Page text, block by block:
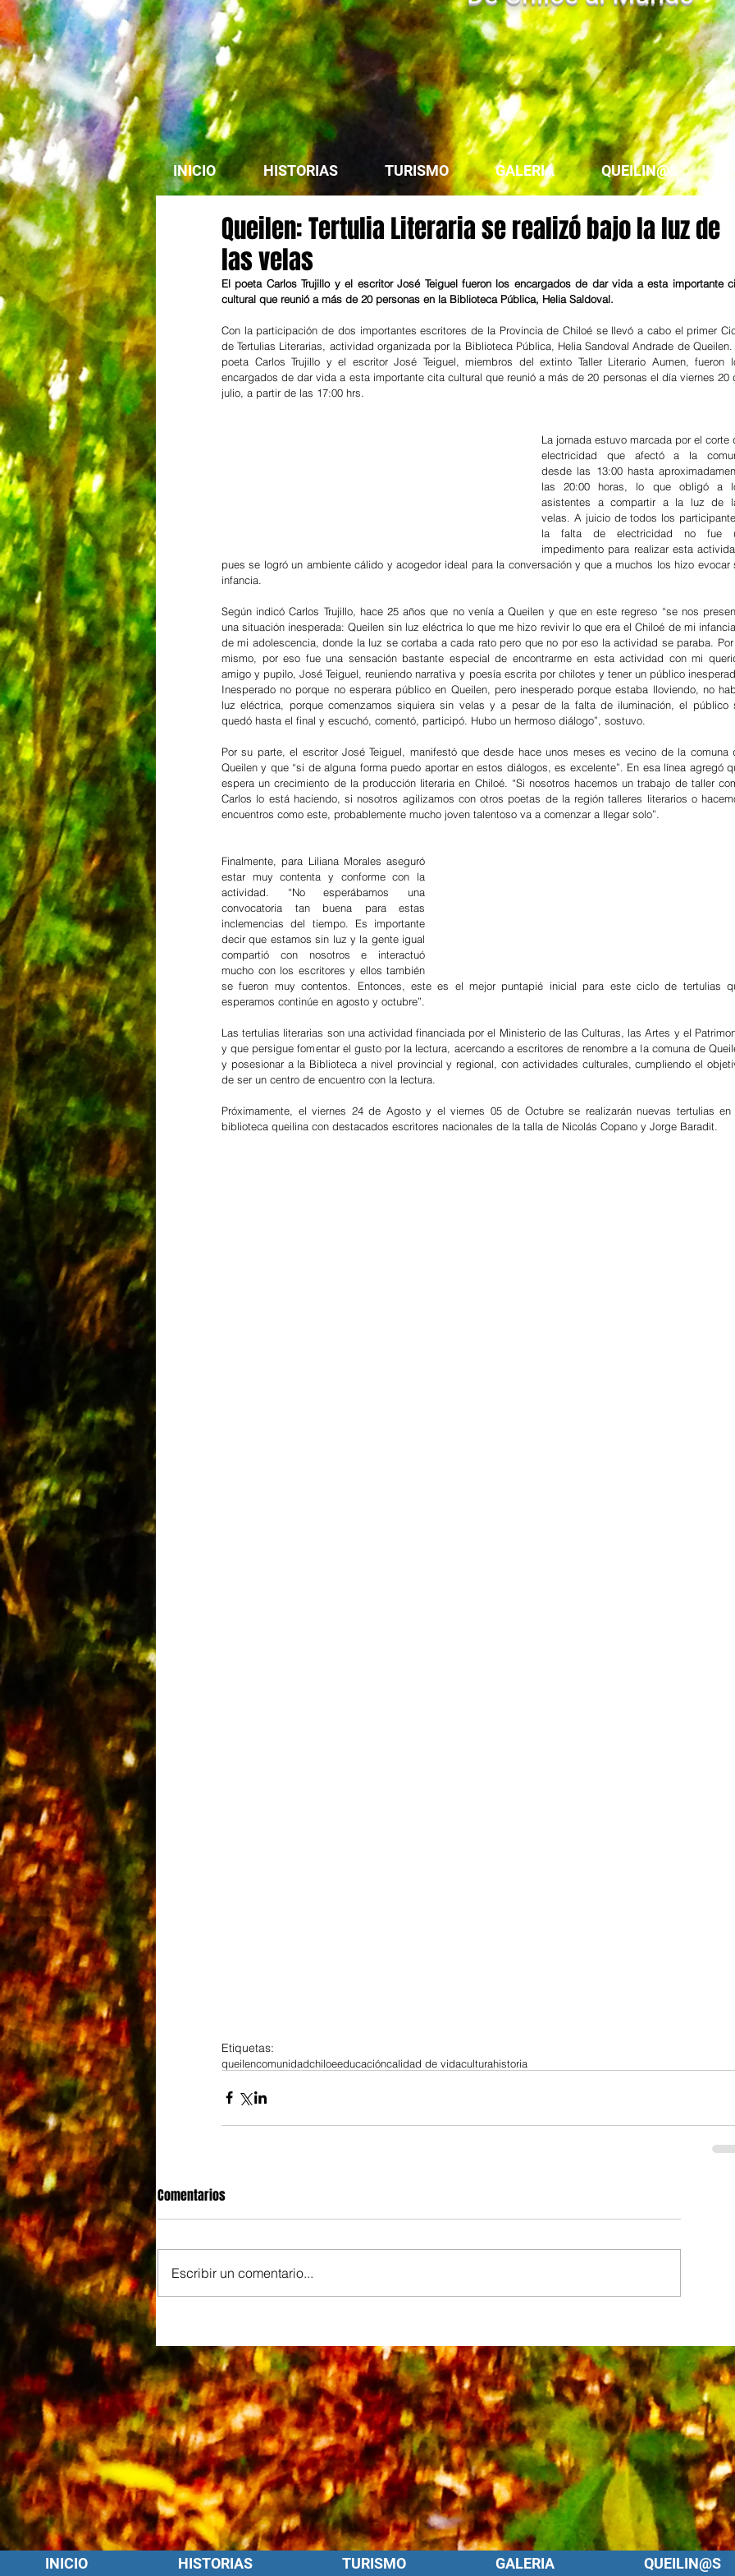
INICIO HISTORIAS TURISMO GALERIA QUEILIN@S
Queilen: Tertulia Literaria se realizó bajo la luz de
las velas
El poeta Carlos Trujillo y el escritor José Teiguel fueron los encargados de dar vida a esta importante
cultural que reunió a más de 20 personas en la Biblioteca Pública, Helia Saldoval.
Con la participación de dos importantes escritores de la Provincia de Chiloé se llevó a cabo el primer
de Tertulias Literarias, actividad organizada por la Biblioteca Pública, Helia Sandoval Andrade de Queilen.
poeta Carlos Trujillo y el escritor José Teiguel, miembros del extinto Taller Literario Aumen, fueron
encargados de dar vida a esta importante cita cultural que reunió a más de 20 personas el día viernes 20
julio, a partir de las 17:00 hrs.
La jornada estuvo marcada por el corte
electricidad que afectó a la
desde las 13:00 hasta
las 20:00 horas, lo que obligó a
asistentes a compartir a la luz de
velas. A juicio de todos los
la falta de electricidad no fue
impedimento para realizar esta
pues se logró un ambiente cálido y acogedor ideal para la conversación y que a muchos los hizo evocar
infancia.
Según indicó Carlos Trujillo, hace 25 años que no venía a Queilen y que en este regreso “se nos
una situación inesperada: Queilen sin luz eléctrica lo que me hizo revivir lo que era el Chiloé de mi
de mi adolescencia, donde la luz se cortaba a cada rato pero que no por eso la actividad se paraba.
mismo, por eso fue una sensación bastante especial de encontrarme en esta actividad con mi
amigo y pupilo, José Teiguel, reuniendo narrativa y poesía escrita por chilotes y tener un público
Inesperado no porque no esperara público en Queilen, pero inesperado porque estaba lloviendo, no
luz eléctrica, porque comenzamos siquiera sin velas y a pesar de la falta de iluminación, el público
quedó hasta el final y escuchó, comentó, participó. Hubo un hermoso diálogo”, sostuvo.
Por su parte, el escritor José Teiguel, manifestó que desde hace unos meses es vecino de la comuna
Queilen y que “si de alguna forma puedo aportar en estos diálogos, es excelente”. En esa línea agregó
espera un crecimiento de la producción literaria en Chiloé. “Si nosotros hacemos un trabajo de taller
Carlos lo está haciendo, si nosotros agilizamos con otros poetas de la región talleres literarios o
encuentros como este, probablemente mucho joven talentoso va a comenzar a llegar solo”.
Finalmente, para Liliana Morales aseguró
estar muy contenta y conforme con la
actividad. “No esperábamos una
convocatoria tan buena para estas
inclemencias del tiempo. Es importante
decir que estamos sin luz y la gente igual
compartió con nosotros e interactuó
mucho con los escritores y ellos también
se fueron muy contentos. Entonces, este es el mejor puntapié inicial para este ciclo de tertulias
esperamos continúe en agosto y octubre”.
Las tertulias literarias son una actividad financiada por el Ministerio de las Culturas, las Artes y el
y que persigue fomentar el gusto por la lectura, acercando a escritores de renombre a la comuna de
y posesionar a la Biblioteca a nivel provincial y regional, con actividades culturales, cumpliendo el
de ser un centro de encuentro con la lectura.
Próximamente, el viernes 24 de Agosto y el viernes 05 de Octubre se realizarán nuevas tertulias en
biblioteca queilina con destacados escritores nacionales de la talla de Nicolás Copano y Jorge Baradit.
Etiquetas:
queilencomunidadchiloeeducacióncalidad de vidaculturahistoria
Comentarios
Escribir un comentario...
INICIO HISTORIAS TURISMO GALERIA QUEILIN@S